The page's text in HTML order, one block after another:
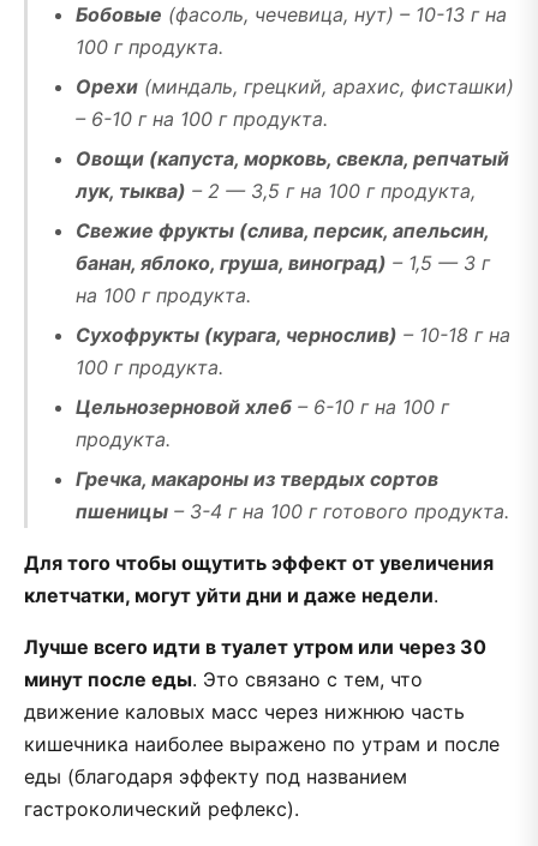
Бобовые (фасоль, чечевица, нут) – 10-13 г на
100 г продукта.
Орехи (миндаль, грецкий, арахис, фисташки)
– 6-10 г на 100 г продукта.
Овощи (капуста, морковь, свекла, репчатый
лук, тыква) – 2 — 3,5 г на 100 г продукта,
Свежие фрукты (слива, персик, апельсин,
банан, яблоко, груша, виноград) – 1,5 — 3 г
на 100 г продукта.
Сухофрукты (курага, чернослив) – 10-18 г на
100 г продукта.
Цельнозерновой хлеб – 6-10 г на 100 г
продукта.
Гречка, макароны из твердых сортов
пшеницы – 3-4 г на 100 г готового продукта.
Для того чтобы ощутить эффект от увеличения
клетчатки, могут уйти дни и даже недели.
Лучше всего идти в туалет утром или через 30
минут после еды. Это связано с тем, что
движение каловых масс через нижнюю часть
кишечника наиболее выражено по утрам и после
еды (благодаря эффекту под названием
гастроколический рефлекс).